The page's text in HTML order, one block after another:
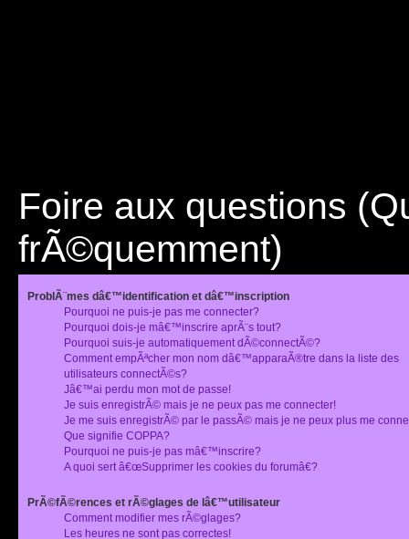
Foire aux questions
frÃ©quemment)
ProblÃ¨mes dâ€™identification et dâ€™inscription
Pourquoi ne puis-je pas me connecter?
Pourquoi dois-je mâ€™inscrire aprÃ¨s tout?
Pourquoi suis-je automatiquement dÃ©connectÃ©?
Comment empÃªcher mon nom dâ€™apparaÃ®tre dans la liste des
utilisateurs connectÃ©s?
Jâ€™ai perdu mon mot de passe!
Je suis enregistrÃ© mais je ne peux pas me connecter!
Je me suis enregistrÃ© par le passÃ© mais je ne peux plus me
Que signifie COPPA?
Pourquoi ne puis-je pas mâ€™inscrire?
A quoi sert â€œSupprimer les cookies du forumâ€?
PrÃ©fÃ©rences et rÃ©glages de lâ€™utilisateur
Comment modifier mes rÃ©glages?
Les heures ne sont pas correctes!